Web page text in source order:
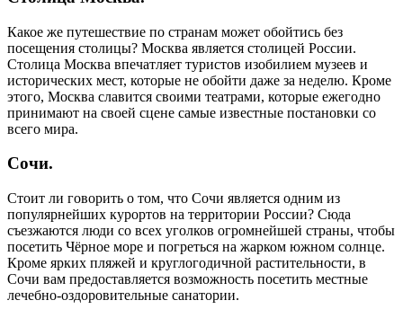
Какое же путешествие по странам может обойтись без
посещения столицы? Москва является столицей России.
Столица Москва впечатляет туристов изобилием музеев и
исторических мест, которые не обойти даже за неделю. Кроме
этого, Москва славится своими театрами, которые ежегодно
принимают на своей сцене самые известные постановки со
всего мира.
Сочи.
Стоит ли говорить о том, что Сочи является одним из
популярнейших курортов на территории России? Сюда
съезжаются люди со всех уголков огромнейшей страны, чтобы
посетить Чёрное море и погреться на жарком южном солнце.
Кроме ярких пляжей и круглогодичной растительности, в
Сочи вам предоставляется возможность посетить местные
лечебно-оздоровительные санатории.